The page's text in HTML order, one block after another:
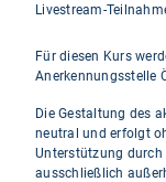
Livestream-
Für diesen Kurs
Anerkennungsstelle
Die Gestaltung des
neutral und erfolgt
Unterstützung
ausschließlich